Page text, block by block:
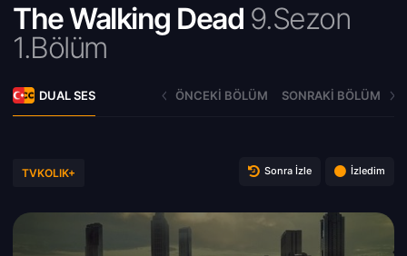
The Walking Dead 9.Sezon
1.Bölüm
DUAL SES ÖNCEKI BÖLÜM SONRAKI BÖLÜM
TVKOLIK+ Sonra İzle İzledim